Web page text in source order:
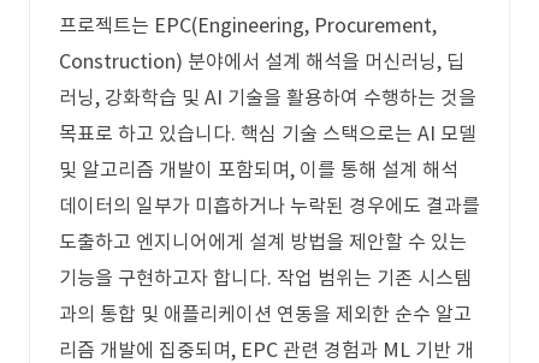
프로젝트는 EPC(Engineering, Procurement,
Construction) 분야에서 설계 해석을 머신러닝, 딥
러닝, 강화학습 및 AI 기술을 활용하여 수행하는 것을
목표로 하고 있습니다. 핵심 기술 스택으로는 AI 모델
및 알고리즘 개발이 포함되며, 이를 통해 설계 해석
데이터의 일부가 미흡하거나 누락된 경우에도 결과를
도출하고 엔지니어에게 설계 방법을 제안할 수 있는
기능을 구현하고자 합니다. 작업 범위는 기존 시스템
과의 통합 및 애플리케이션 연동을 제외한 순수 알고
리즘 개발에 집중되며, EPC 관련 경험과 ML 기반 개